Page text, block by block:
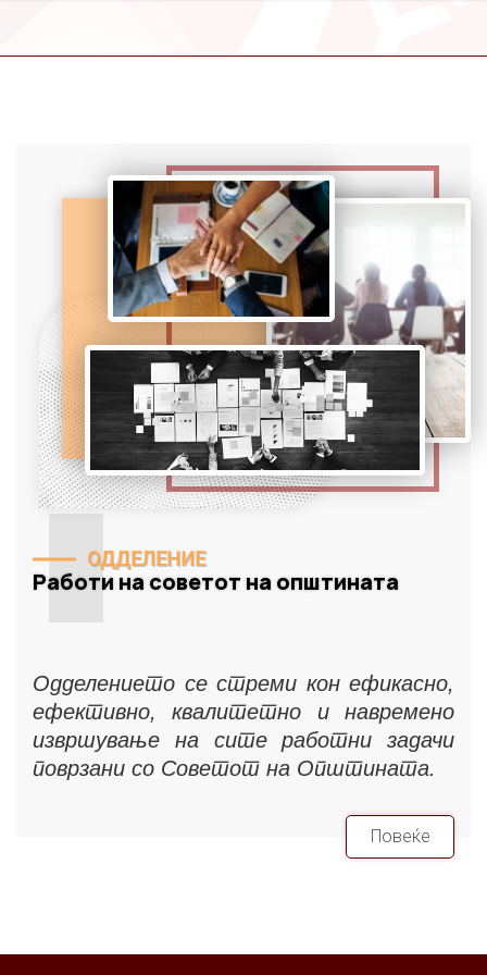
ОДДЕЛЕНИЕ
Работи на советот на општината
Одделението се стреми кон ефикасно,
ефективно, квалитетно и навремено
извршување на сите работни задачи
поврзани со Советот на Општината.
Повеќе